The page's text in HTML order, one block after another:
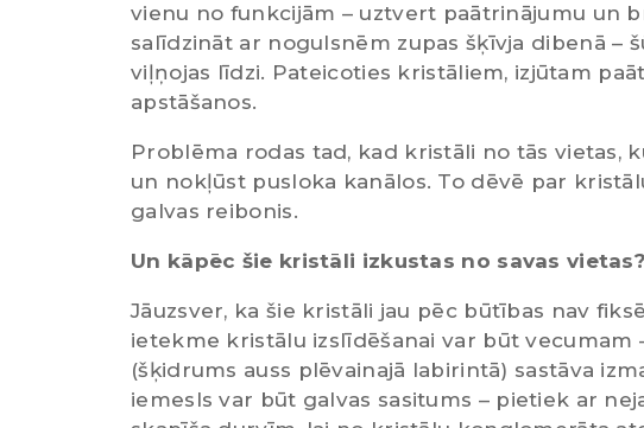
vienu no funkcijām – uztvert paātrinājumu un
salīdzināt ar nogulsnēm zupas šķīvja dibenā –
viļņojas līdzi. Pateicoties kristāliem, izjūtam
apstāšanos.
Problēma rodas tad, kad kristāli no tās vietas,
un nokļūst pusloka kanālos. To dēvē par
galvas reibonis.
Un kāpēc šie kristāli izkustas no savas
Jāuzsver, ka šie kristāli jau pēc būtības nav
ietekme kristālu izslīdēšanai var būt vecumam
(šķidrums auss plēvainajā labirintā) sastāva
iemesls var būt galvas sasitums – pietiek ar